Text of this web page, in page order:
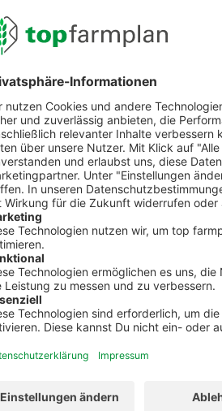
alphabetisch erfolgen. Bei
und ggf. Konvertierung
jedoch sichergestellt sein,
Zeit die Belege
Dokumenten in einem
regelmäßig nicht, soweit
eine Unveränderbarkeit
ist es somit notwendig, dass
oder ohne
oder verfälscht werden können.
(Beleg,
durch neue Daten
anbietet, notwendig. Ein
eine Sicherung über den 10-
werden kann, welches bei
hinterfragt werden sollte.